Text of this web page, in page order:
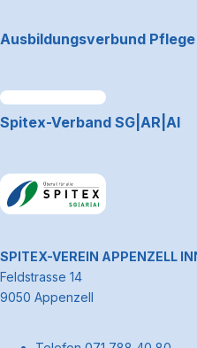
Ausbildungsverbund Pflege
Link zum Premiumpartner:
Spitex-Verband SG|AR|AI
~Kontaktinformationen
SPITEX-VEREIN APPENZELL
Feldstrasse 14
9050 Appenzell